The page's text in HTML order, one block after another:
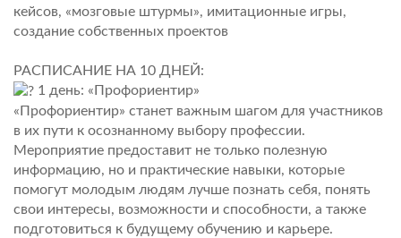
кейсов, «мозговые штурмы», имитационные игры,
создание собственных проектов
РАСПИСАНИЕ НА 10 ДНЕЙ:
1 день: «Профориентир»
«Профориентир» станет важным шагом для участников
в их пути к осознанному выбору профессии.
Мероприятие предоставит не только полезную
информацию, но и практические навыки, которые
помогут молодым людям лучше познать себя, понять
свои интересы, возможности и способности, а также
подготовиться к будущему обучению и карьере.